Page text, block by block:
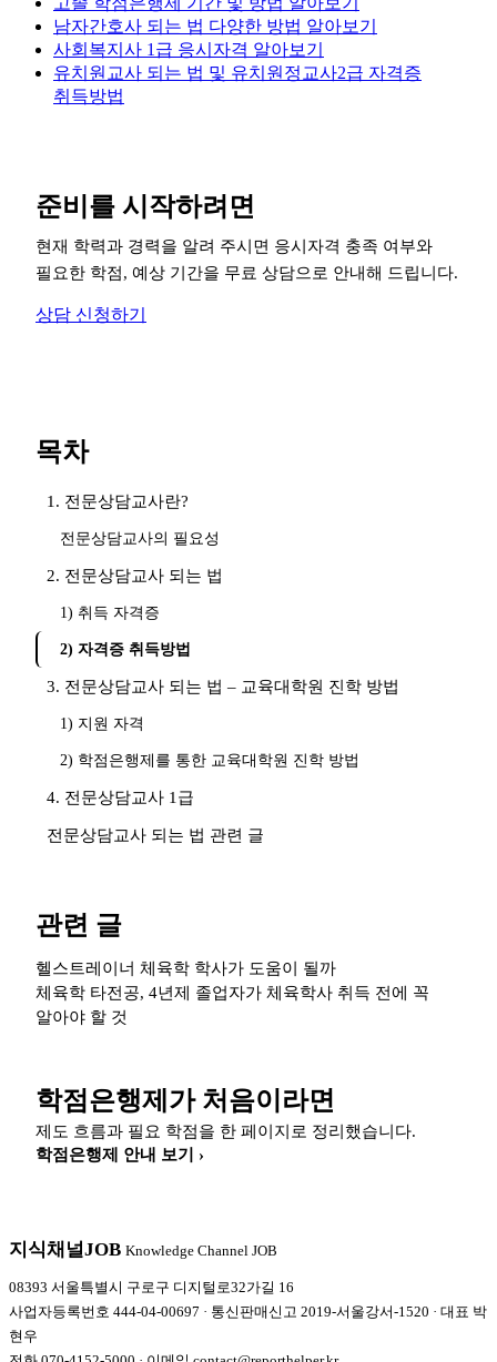
남자간호사 되는 법 다양한 방법 알아보기
사회복지사 1급 응시자격 알아보기
유치원교사 되는 법 및 유치원정교사2급 자격증
취득방법
준비를 시작하려면
현재 학력과 경력을 알려 주시면 응시자격 충족 여부와
필요한 학점, 예상 기간을 무료 상담으로 안내해 드립니다.
상담 신청하기
목차
1. 전문상담교사란?
전문상담교사의 필요성
2. 전문상담교사 되는 법
1) 취득 자격증
2) 자격증 취득방법
3. 전문상담교사 되는 법 – 교육대학원 진학 방법
1) 지원 자격
2) 학점은행제를 통한 교육대학원 진학 방법
4. 전문상담교사 1급
전문상담교사 되는 법 관련 글
관련 글
헬스트레이너 체육학 학사가 도움이 될까
체육학 타전공, 4년제 졸업자가 체육학사 취득 전에 꼭
알아야 할 것
학점은행제가 처음이라면
제도 흐름과 필요 학점을 한 페이지로 정리했습니다.
학점은행제 안내 보기 ›
지식채널JOB Knowledge Channel JOB
08393 서울특별시 구로구 디지털로32가길 16
사업자등록번호 444-04-00697 · 통신판매신고 2019-서울강서-1520 · 대표 박
현우